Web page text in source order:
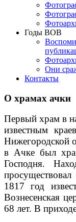
Годы ВОВ
Они
Контакты
О храмах ачки
Первый храм в
известным
Нижегородской
в Ачке был
Господня.
1817 год
Вознесенская
68 лет. В